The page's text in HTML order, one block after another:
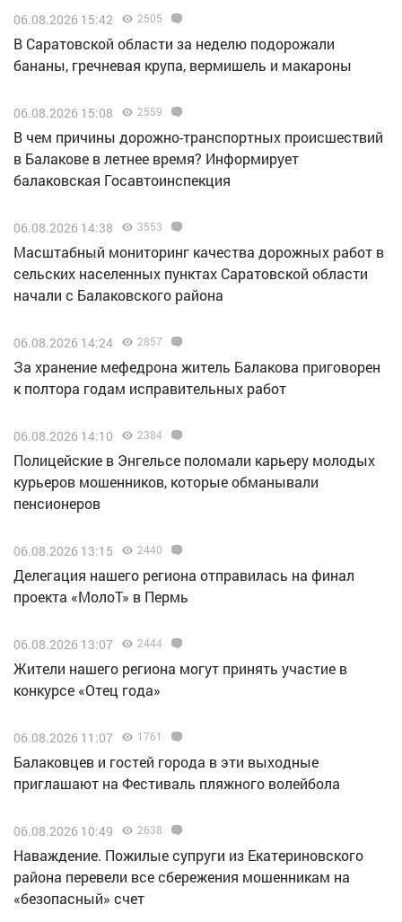
06.08.2026 15:42 2505
В Саратовской области за неделю подорожали
бананы, гречневая крупа, вермишель и макароны
06.08.2026 15:08 2559
В чем причины дорожно-транспортных происшествий
в Балакове в летнее время? Информирует
балаковская Госавтоинспекция
06.08.2026 14:38 3553
Масштабный мониторинг качества дорожных работ в
сельских населенных пунктах Саратовской области
начали с Балаковского района
06.08.2026 14:24 2857
За хранение мефедрона житель Балакова приговорен
к полтора годам исправительных работ
06.08.2026 14:10 2384
Полицейские в Энгельсе поломали карьеру молодых
курьеров мошенников, которые обманывали
пенсионеров
06.08.2026 13:15 2440
Делегация нашего региона отправилась на финал
проекта «МолоТ» в Пермь
06.08.2026 13:07 2444
Жители нашего региона могут принять участие в
конкурсе «Отец года»
06.08.2026 11:07 1761
Балаковцев и гостей города в эти выходные
приглашают на Фестиваль пляжного волейбола
06.08.2026 10:49 2638
Наваждение. Пожилые супруги из Екатериновского
района перевели все сбережения мошенникам на
«безопасный» счет